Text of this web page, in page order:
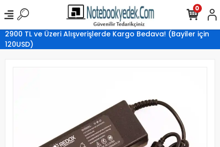
2900 TL ve Üzeri Alışverişlerde Kargo Bedava! (Bayiler için
120USD)
0